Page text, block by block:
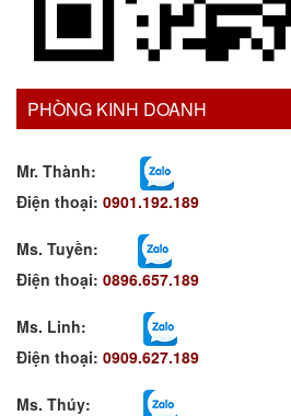
PHÒNG KINH DOANH
Mr. Thành:
Điện thoại: 0901.192.189
Ms. Tuyền:
Điện thoại: 0896.657.189
Ms. Linh:
Điện thoại: 0909.627.189
Ms. Thúy: